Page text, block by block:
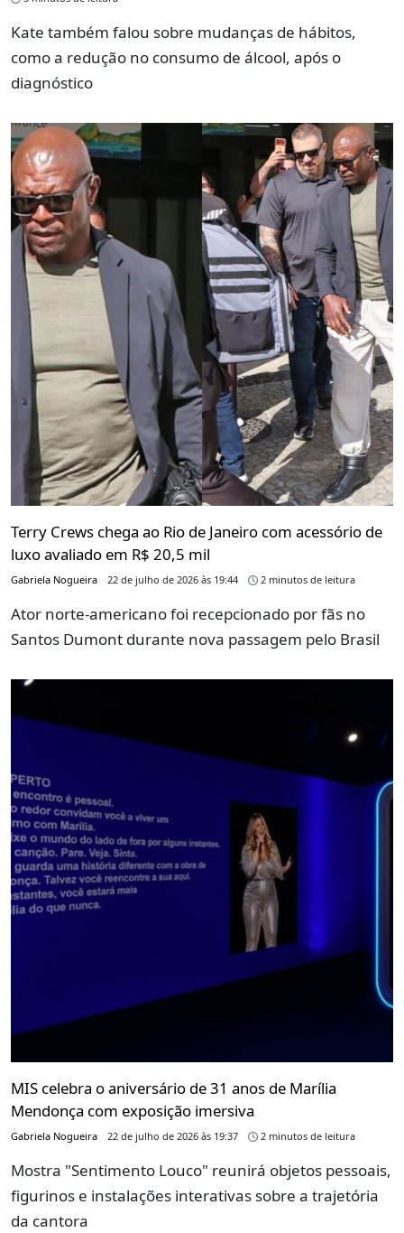
Kate também falou sobre mudanças de hábitos,
como a redução no consumo de álcool, após o
diagnóstico
Terry Crews chega ao Rio de Janeiro com acessório de
luxo avaliado em R$ 20,5 mil
Gabriela Nogueira 22 de julho de 2026 às 19:44 2 minutos de leitura
Ator norte-americano foi recepcionado por fãs no
Santos Dumont durante nova passagem pelo Brasil
MIS celebra o aniversário de 31 anos de Marília
Mendonça com exposição imersiva
Gabriela Nogueira 22 de julho de 2026 às 19:37 2 minutos de leitura
Mostra "Sentimento Louco" reunirá objetos pessoais,
figurinos e instalações interativas sobre a trajetória
da cantora